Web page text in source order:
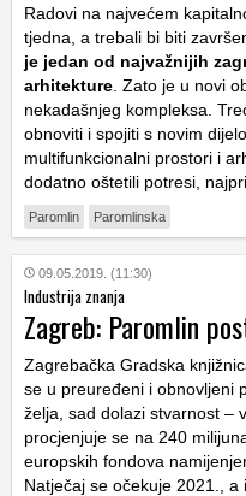
Radovi na najvećem
tjedna, a trebali bi biti
je jedan od najvažnijih
arhitekture . Zato je u novi
nekadašnjeg kompleksa.
obnoviti i spojiti s novim
multifunkcionalni prostori i
dodatno oštetili potresi,
Paromlin Paromlinska
09.05.2019. (11:30)
Industrija znanja
Zagreb: Paromlin
Zagrebačka Gradska
se u preuređeni i obnovljeni
želja, sad dolazi stvarnost –
procjenjuje se na 240
europskih fondova
Natječaj se očekuje 2021.,